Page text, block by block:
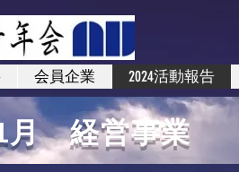
会員企業 2024活動報告
月 経営事業